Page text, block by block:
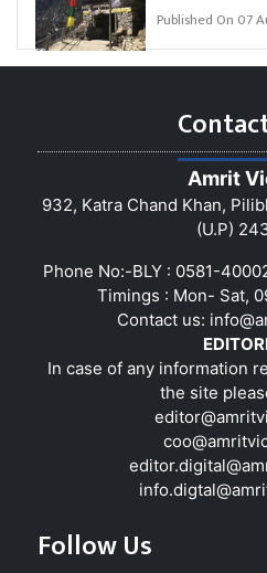
Published On 07
Amrit
932, Katra Chand Khan,
(U.P)
Phone No:-BLY : 0581-
Timings : Mon- Sat,
Contact us:
In case of any information
the site
Follow Us